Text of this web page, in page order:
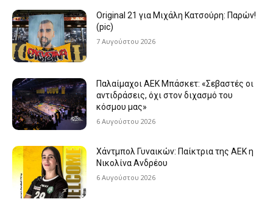
Original 21 για Μιχάλη Κατσούρη: Παρών!
(pic)
7 Αυγούστου 2026
Παλαίμαχοι ΑΕΚ Μπάσκετ: «Σεβαστές οι
αντιδράσεις, όχι στον διχασμό του
κόσμου μας»
6 Αυγούστου 2026
Χάντμπολ Γυναικών: Παίκτρια της ΑΕΚ η
Νικολίνα Ανδρέου
6 Αυγούστου 2026